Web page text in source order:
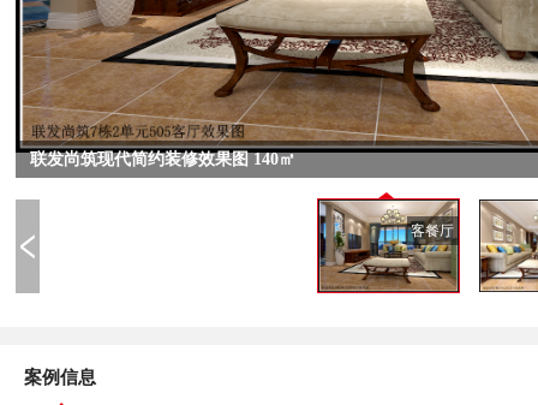
联发尚筑现代简约装修效果图 140㎡
客餐厅
案例信息